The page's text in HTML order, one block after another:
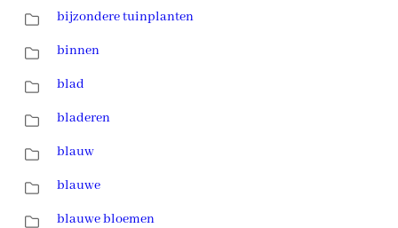
bijzondere tuinplanten
binnen
blad
bladeren
blauw
blauwe
blauwe bloemen